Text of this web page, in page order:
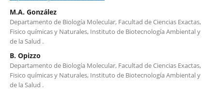
M.A. González
Departamento de Biología Molecular, Facultad de Ciencias Exactas,
Fisico químicas y Naturales, Instituto de Biotecnología Ambiental y
de la Salud .
B. Opizzo
Departamento de Biología Molecular, Facultad de Ciencias Exactas,
Fisico químicas y Naturales, Instituto de Biotecnología Ambiental y
de la Salud .